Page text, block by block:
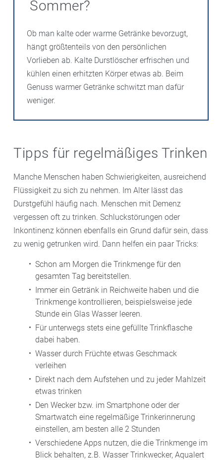
Sommer?
Ob man kalte oder warme Getränke bevorzugt,
hängt größtenteils von den persönlichen
Vorlieben ab. Kalte Durstlöscher erfrischen und
kühlen einen erhitzten Körper etwas ab. Beim
Genuss warmer Getränke schwitzt man dafür
weniger.
Tipps für regelmäßiges Trinken
Manche Menschen haben Schwierigkeiten, ausreichend
Flüssigkeit zu sich zu nehmen. Im Alter lässt das
Durstgefühl häufig nach. Menschen mit Demenz
vergessen oft zu trinken. Schluckstörungen oder
Inkontinenz können ebenfalls ein Grund dafür sein, dass
zu wenig getrunken wird. Dann helfen ein paar Tricks:
Schon am Morgen die Trinkmenge für den
gesamten Tag bereitstellen.
Immer ein Getränk in Reichweite haben und die
Trinkmenge kontrollieren, beispielsweise jede
Stunde ein Glas Wasser leeren.
Für unterwegs stets eine gefüllte Trinkflasche
dabei haben.
Wasser durch Früchte etwas Geschmack
verleihen
Direkt nach dem Aufstehen und zu jeder Mahlzeit
etwas trinken
Den Wecker bzw. im Smartphone oder der
Smartwatch eine regelmäßige Trinkerinnerung
einstellen, am besten alle 2 Stunden
Verschiedene Apps nutzen, die die Trinkmenge im
Blick behalten, z.B. Wasser Trinkwecker, Aqualert